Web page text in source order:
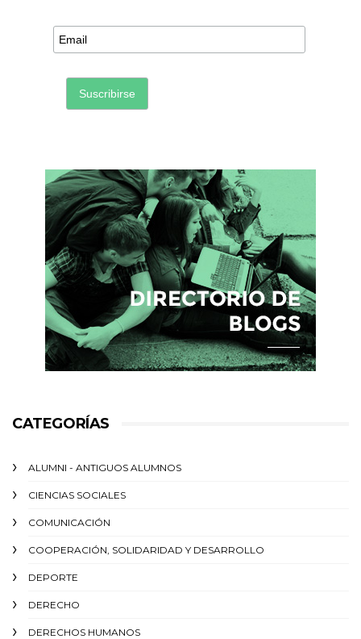
CATEGORÍAS
ALUMNI - ANTIGUOS ALUMNOS
CIENCIAS SOCIALES
COMUNICACIÓN
COOPERACIÓN, SOLIDARIDAD Y DESARROLLO
DEPORTE
DERECHO
DERECHOS HUMANOS